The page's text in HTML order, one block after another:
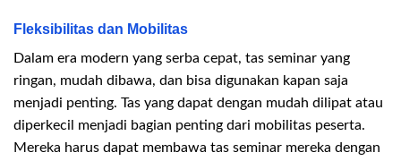
Fleksibilitas dan Mobilitas
Dalam era modern yang serba cepat, tas seminar yang
ringan, mudah dibawa, dan bisa digunakan kapan saja
menjadi penting. Tas yang dapat dengan mudah dilipat atau
diperkecil menjadi bagian penting dari mobilitas peserta.
Mereka harus dapat membawa tas seminar mereka dengan